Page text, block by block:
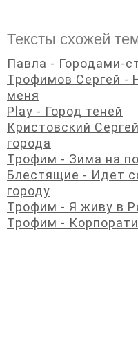
Тексты схожей
Павла - Городами-
Трофимов Сергей -
меня
Play - Город теней
Кристовский
города
Трофим - Зима на
Блестящие - Идет
городу
Трофим - Я живу в
Трофим -